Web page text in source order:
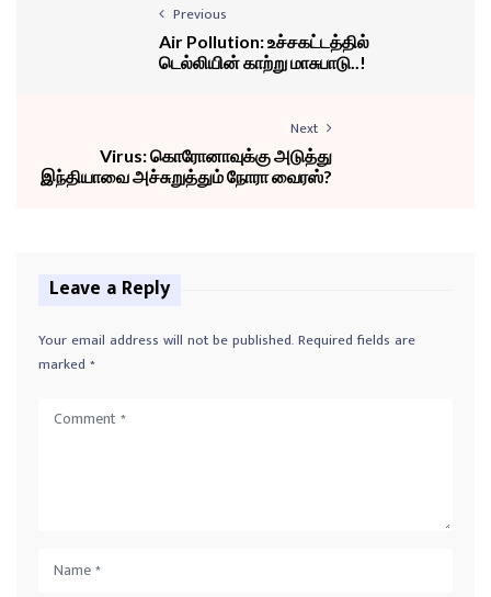
Previous
Air Pollution: உச்சகட்டத்தில்
டெல்லியின் காற்று மாசுபாடு..!
Next
Virus: கொரோனாவுக்கு அடுத்து
இந்தியாவை அச்சுறுத்தும் நோரா வைரஸ்?
Leave a Reply
Your email address will not be published.Required fields are
marked *